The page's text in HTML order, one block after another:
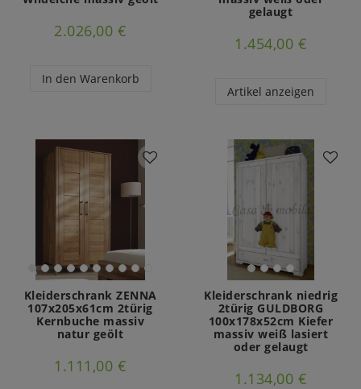
2.026,00 €
In den Warenkorb
gelaugt
1.454,00 €
Artikel anzeigen
Kleiderschrank ZENNA
107x205x61cm 2türig
Kernbuche massiv
natur geölt
1.111,00 €
Kleiderschrank niedrig
2türig GULDBORG
100x178x52cm Kiefer
massiv weiß lasiert
oder gelaugt
1.134,00 €